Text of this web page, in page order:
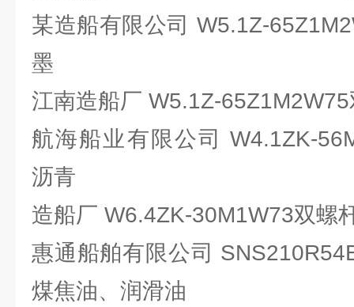
某造船有限公司 W5.1Z-
墨
江南造船厂 W5.1Z-
航海船业有限公司 W4.1ZK-
沥青
造船厂 W6.4ZK-30M1W73双
惠通船舶有限公司
煤焦油、润滑油